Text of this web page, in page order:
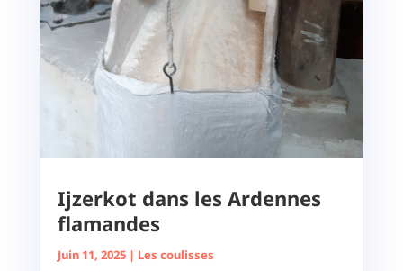
Ijzerkot dans les Ardennes
flamandes
Juin 11, 2025| Les coulisses